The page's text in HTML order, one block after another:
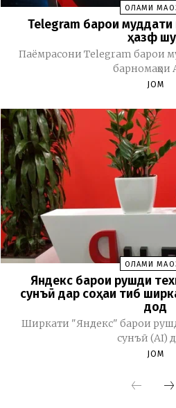
ОЛАМИ
Telegram барои муддати
ҳазф
Паёмрасони Telegram барои
барномаҳои
JOM
ОЛАМИ
Яндекс барои рушди
сунъӣ дар соҳаи тиб
дод
Ширкати "Яндекс" барои
сунъӣ (AI)
JOM